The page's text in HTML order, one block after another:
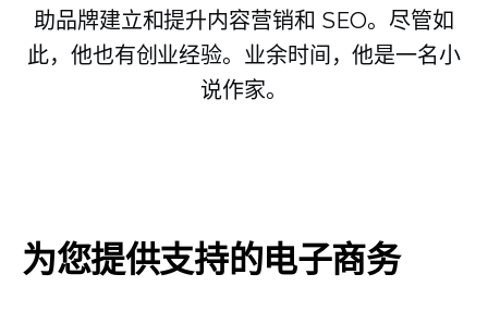
助品牌建立和提升内容营销和 SEO。尽管如
此，他也有创业经验。业余时间，他是一名小
说作家。
为您提供支持的电子商务